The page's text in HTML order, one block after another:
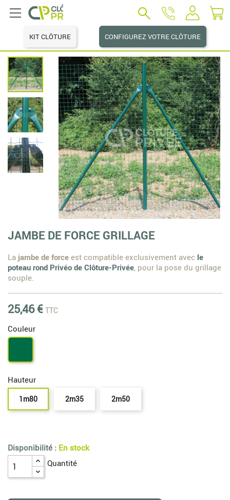
KIT CLÔTURE CONFIGUREZ VOTRE CLÔTURE
JAMBE DE FORCE GRILLAGE
La jambe de force est compatible exclusivement avec le
poteau rond Privéo de Clôture-Privée , pour la pose du grillage
souple.
25,46 € TTC
Couleur
Vert
Hauteur
1m80 2m35 2m50
Disponibilité : En stock
Quantité